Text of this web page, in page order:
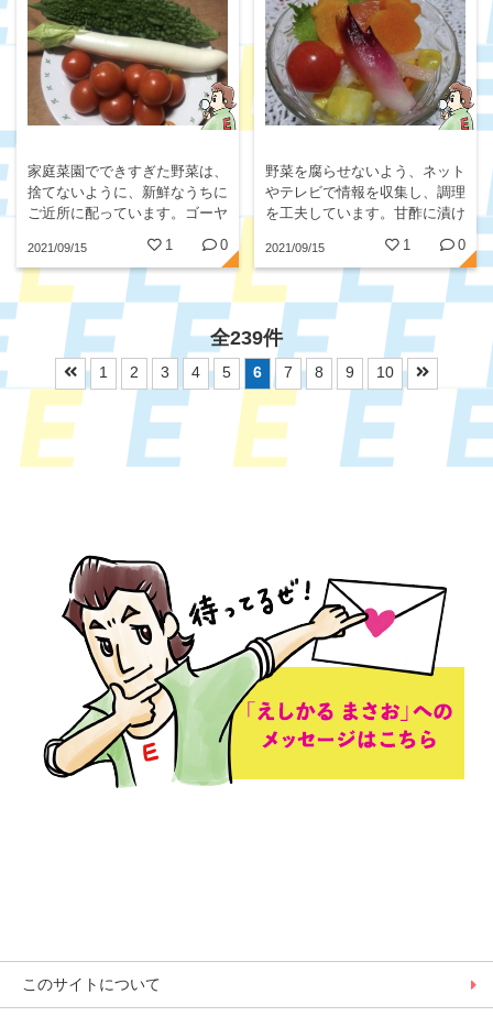
家庭菜園でできすぎた野菜は、
捨てないように、新鮮なうちに
ご近所に配っています。ゴーヤ
ーとミョウガ、白ナス、珍しい
野菜が人気です。できた種も配
ります。
2021/09/15 1 0
野菜を腐らせないよう、ネット
やテレビで情報を収集し、調理
を工夫しています。甘酢に漬け
たみょうが寿司はお勧めです。
2021/09/15 1 0
全239件
1 2 3 4 5 6 7 8 9 10
このサイトについて